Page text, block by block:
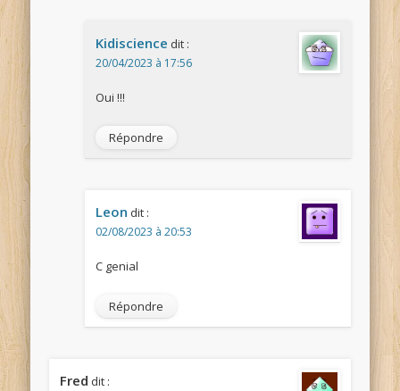
Kidiscience dit :
20/04/2023 à 17:56
Oui !!!
Répondre
Leon dit :
02/08/2023 à 20:53
C genial
Répondre
Fred dit :